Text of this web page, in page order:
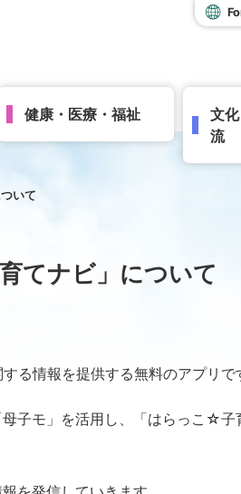
健康・医療・福祉
文
流
いて
てナビ」について
る情報を提供する無料のアプリで
子モ」を活用し、「はらっこ☆